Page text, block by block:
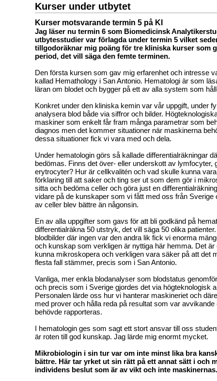
Kurser under utbytet
Kurser motsvarande termin 5 på KI
Jag läser nu termin 6 som Biomedicinsk
utbytesstudier var förlagda under termin 5 vilket
tillgodoräknar mig poäng för tre kliniska kurser som
period, det vill säga den femte terminen.
Den första kursen som gav mig erfarenhet och intresse
kallad Hemathology i San Antonio. Hematologi är som
läran om blodet och bygger på ett av alla system som
Konkret under den kliniska kemin var vår uppgift, under
analysera blod både via siffror och bilder.
maskiner som enkelt får fram många parametrar som
diagnos men det kommer situationer när maskinerna
dessa situationer fick vi vara med och dela.
Under hematologin görs så kallade differentialräkningar
bedömas. Finns det över- eller underskott av lymfocyter,
erytrocyter? Hur är cellkvalitén och vad skulle kunna
förklaring till att saker och ting ser ut som dem gör i
sitta och bedöma celler och göra just en
vidare på de kunskaper som vi fått med oss från Sverige
av celler blev bättre än någonsin.
En av alla uppgifter som gavs för att bli godkänd på
differentialräkna 50 utstryk, det vill säga 50 olika
blodbilder där ingen var den andra lik fick vi enorma
och kunskap som verkligen är nyttiga här hemma. Det är
kunna mikroskopera och verkligen vara säker på att det
flesta fall stämmer, precis som i San Antonio.
Vanliga, mer enkla blodanalyser som blodstatus
och precis som i Sverige gjordes det via högteknologisk
Personalen lärde oss hur vi hanterar maskineriet och
med prover och hålla reda på resultat som var avvikande
behövde rapporteras.
I hematologin ges som sagt ett stort ansvar till oss
är roten till god kunskap. Jag lärde mig enormt mycket.
Mikrobiologin i sin tur var om inte minst lika bra
bättre. Här tar yrket ut sin rätt på ett annat sätt i och
individens beslut som är av vikt och inte maskinernas.